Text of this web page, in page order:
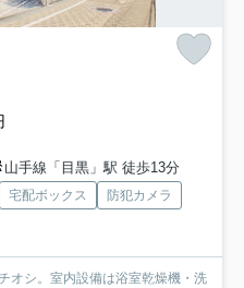
山手線「目黒」駅 徒歩13分
宅配ボックス
防犯カメラ
オシ。室内設備は浴室乾燥機・洗